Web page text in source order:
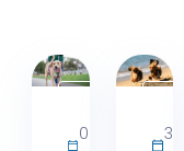
bien-
06 août
31